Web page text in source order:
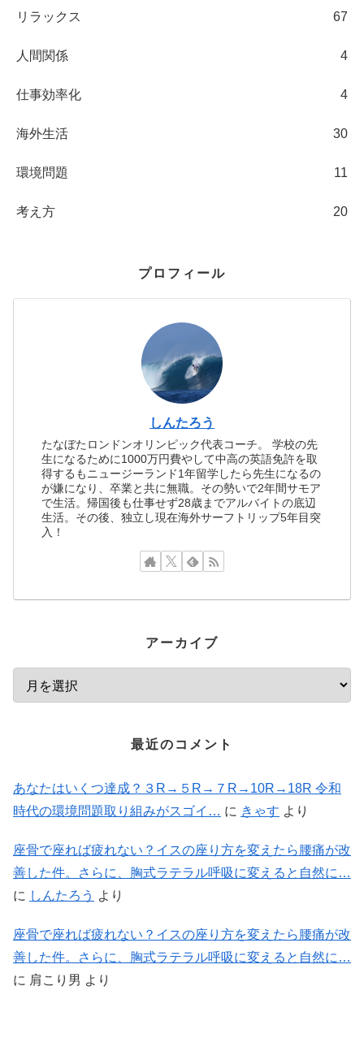
リラックス 67
人間関係 4
仕事効率化 4
海外生活 30
環境問題 11
考え方 20
プロフィール
しんたろう
たなぼたロンドンオリンピック代表コーチ。 学校の先
生になるために1000万円費やして中高の英語免許を取
得するもニュージーランド1年留学したら先生になるの
が嫌になり、卒業と共に無職。その勢いで2年間サモア
で生活。帰国後も仕事せず28歳までアルバイトの底辺
生活。その後、独立し現在海外サーフトリップ5年目突
入！
アーカイブ
最近のコメント
あなたはいくつ達成？３R→５R→７R→10R→18R 令和
時代の環境問題取り組みがスゴイ… に きゃす より
座骨で座れば疲れない？イスの座り方を変えたら腰痛が改
善した件。さらに、胸式ラテラル呼吸に変えると自然に…
に しんたろう より
座骨で座れば疲れない？イスの座り方を変えたら腰痛が改
善した件。さらに、胸式ラテラル呼吸に変えると自然に…
に 肩こり男 より